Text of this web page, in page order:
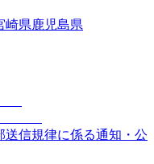
崎県鹿児島県
送信規律に係る通知・公